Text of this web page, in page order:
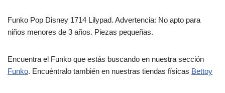
Funko Pop Disney 1714 Lilypad. Advertencia: No apto para
niños menores de 3 años. Piezas pequeñas.
Encuentra el Funko que estás buscando en nuestra sección
Funko. Encuéntralo también en nuestras tiendas físicas Bettoy